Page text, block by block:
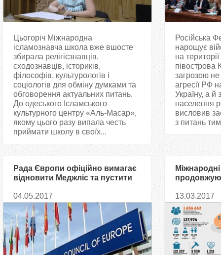
Цьогоріч Міжнародна
ісламознавча школа вже вшосте
збирала релігієзнавців,
сходознавців, істориків,
філософів, культурологів і
соціологів для обміну думками та
обговорення актуальних питань.
До одеського Ісламського
культурного центру «Аль-Масар»,
якому цього разу випала честь
приймати школу в своїх...
Російська
нарощує
на
півострова
загрозою
агресії РФ
Україну, а й
населення
висловив
з питань
Рада Європи офіційно вимагає
відновити Меджліс та пустити
04.05.2017
Міжнародні
Донбасу
13.03.2017